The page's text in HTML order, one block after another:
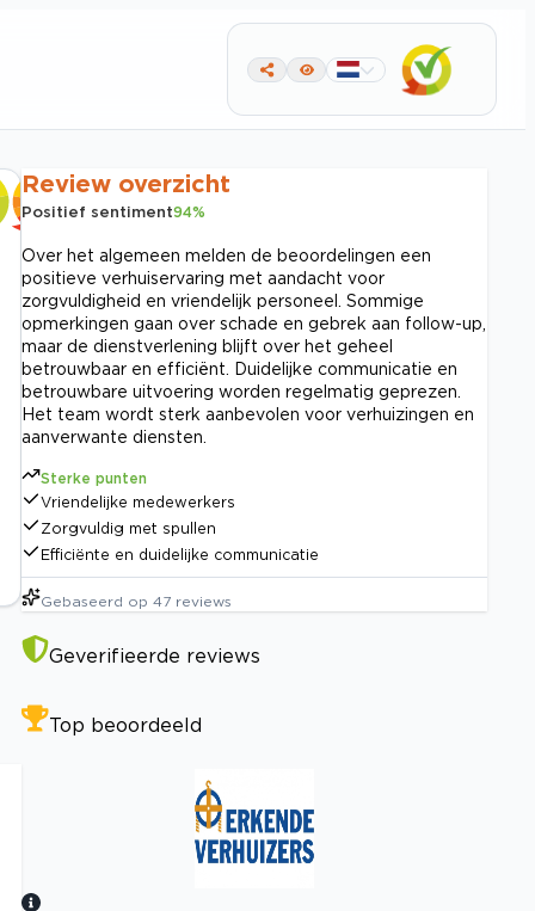
Review overzicht
Positief sentiment94%
Over het algemeen melden de beoordelingen een
positieve verhuiservaring met aandacht voor
zorgvuldigheid en vriendelijk personeel. Sommige
opmerkingen gaan over schade en gebrek aan follow-up,
maar de dienstverlening blijft over het geheel
betrouwbaar en efficiënt. Duidelijke communicatie en
betrouwbare uitvoering worden regelmatig geprezen.
Het team wordt sterk aanbevolen voor verhuizingen en
aanverwante diensten.
Sterke punten
Vriendelijke medewerkers
Zorgvuldig met spullen
Efficiënte en duidelijke communicatie
Gebaseerd op 47 reviews
Geverifieerde reviews
Top beoordeeld